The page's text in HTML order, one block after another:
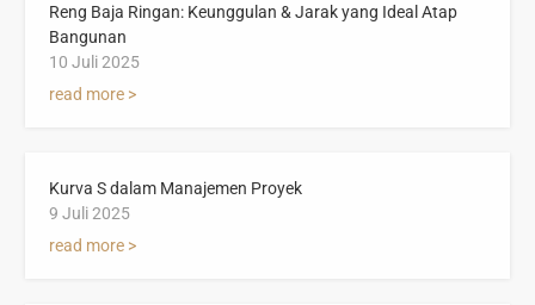
Reng Baja Ringan: Keunggulan & Jarak yang Ideal Atap
Bangunan
10 Juli 2025
read more >
Kurva S dalam Manajemen Proyek
9 Juli 2025
read more >